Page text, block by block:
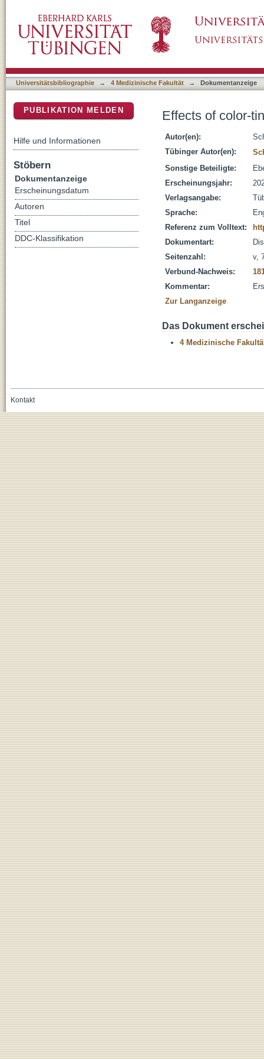
Universitätsbibliographie → 4 Medizinische Fakultät → Dokumentanzeige
Effects of color-
Autor(en):
Tübinger Autor(en):
Sonstige Beteiligte:
Erscheinungsjahr:
Verlagsangabe:
Sprache:
Referenz zum Volltext:
Dokumentart:
Seitenzahl:
v,
Verbund-Nachweis:
Kommentar:
Zur Langanzeige
Das Dokument
4 Medizinische
PUBLIKATION MELDEN
Hilfe und Informationen
Stöbern
Dokumentanzeige
Erscheinungsdatum
Autoren
Titel
DDC-Klassifikation
Kontakt